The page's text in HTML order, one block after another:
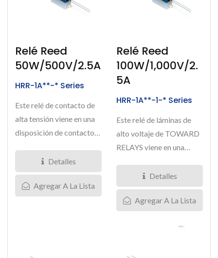
Relé Reed
50W/500V/2.5A
HRR-1A**-* Series
Este relé de contacto de
alta tensión viene en una
disposición de contacto
Detalles
Agregar A La Lista
Relé Reed
100W/1,000V/2.
5A
HRR-1A**-1-* Series
Este relé de láminas de
alto voltaje de TOWARD
RELAYS viene en una
Detalles
Agregar A La Lista